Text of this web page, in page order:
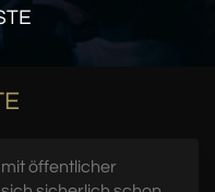
öffentlicher